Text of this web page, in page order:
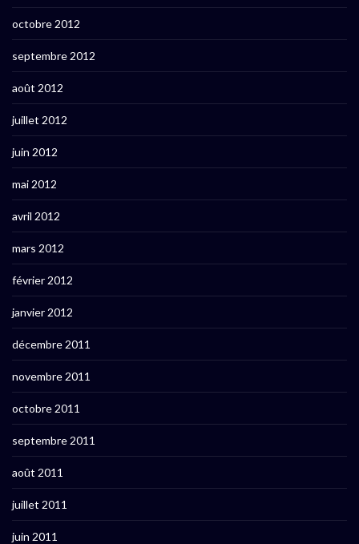
octobre 2012
septembre 2012
août 2012
juillet 2012
juin 2012
mai 2012
avril 2012
mars 2012
février 2012
janvier 2012
décembre 2011
novembre 2011
octobre 2011
septembre 2011
août 2011
juillet 2011
juin 2011